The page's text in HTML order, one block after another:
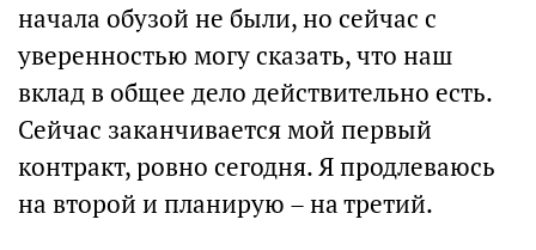
начала обузой не были, но сейчас с
уверенностью могу сказать, что наш
вклад в общее дело действительно есть.
Сейчас заканчивается мой первый
контракт, ровно сегодня. Я продлеваюсь
на второй и планирую – на третий.